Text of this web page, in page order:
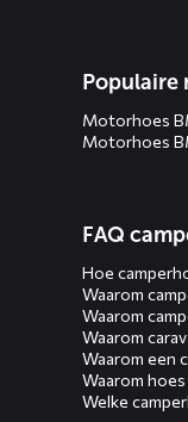
Populaire
Motorhoes
Motorhoes
FAQ
Hoe
Waarom
Waarom
Waarom
Waarom een
Waarom
Welke